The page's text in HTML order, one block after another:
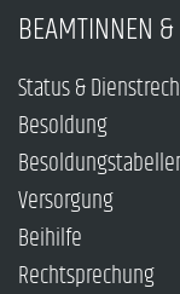
BEAMTINNEN
Status &
Besoldung
Versorgung
Beihilfe
Rechtsprechung